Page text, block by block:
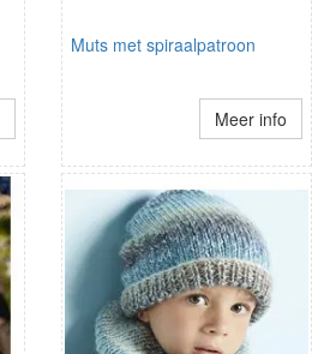
Muts met spiraalpatroon
Meer info